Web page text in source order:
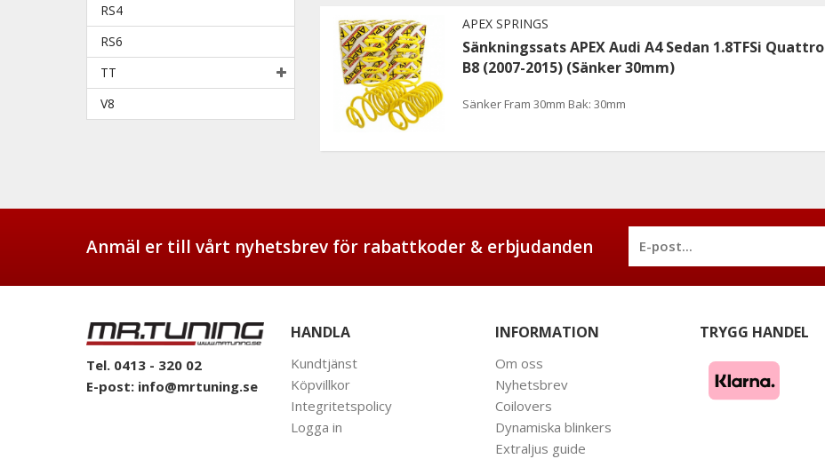
RS4
RS6
TT
V8
APEX SPRINGS
Sänkningssats APEX Audi A4 Sedan 1.8TFSi Quattro
B8 (2007-2015) (Sänker 30mm)
Sänker Fram 30mm Bak: 30mm
Anmäl er till vårt nyhetsbrev för rabattkoder & erbjudanden
Tel. 0413 - 320 02
E-post: info@mrtuning.se
HANDLA
Kundtjänst
Köpvillkor
Integritetspolicy
Logga in
INFORMATION
Om oss
Nyhetsbrev
Coilovers
Dynamiska blinkers
Extraljus guide
TRYGG HANDEL